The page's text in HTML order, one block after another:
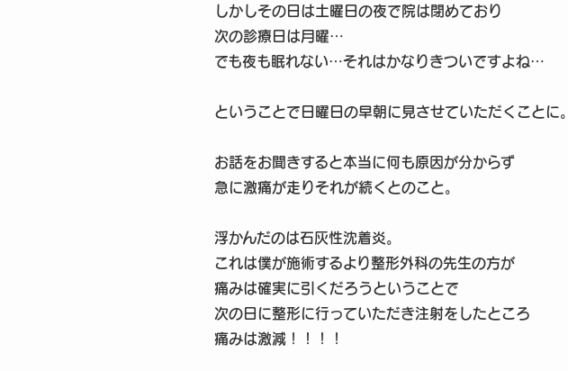
しかしその日は土曜日の夜で院は閉めており
次の診療日は月曜…
でも夜も眠れない…それはかなりきついですよね…
ということで日曜日の早朝に見させていただくことに。
お話をお聞きすると本当に何も原因が分からず
急に激痛が走りそれが続くとのこと。
浮かんだのは石灰性沈着炎。
これは僕が施術するより整形外科の先生の方が
痛みは確実に引くだろうということで
次の日に整形に行っていただき注射をしたところ
痛みは激減！！！！